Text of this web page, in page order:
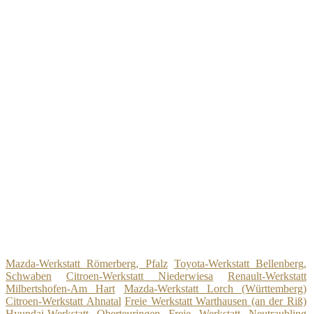
Mazda-Werkstatt Römerberg, Pfalz Toyota-Werkstatt Bellenberg,
Schwaben
Citroen-Werkstatt Niederwiesa
Renault-Werkstatt
Milbertshofen-Am Hart
Mazda-Werkstatt Lorch (Württemberg)
Citroen-Werkstatt Ahnatal Freie Werkstatt Warthausen (an der Riß)